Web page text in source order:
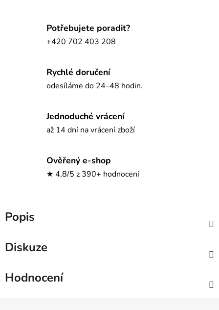
Potřebujete poradit?
+420 702 403 208
Rychlé doručení
odesíláme do 24–48 hodin.
Jednoduché vrácení
až 14 dní na vrácení zboží
Ověřený e-shop
★ 4,8/5 z 390+ hodnocení
Popis
Diskuze
Hodnocení